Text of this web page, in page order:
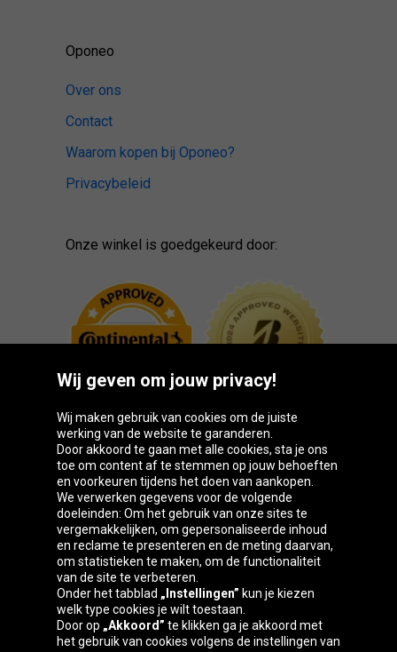
Oponeo
Over ons
Contact
Waarom kopen bij Oponeo?
Privacybeleid
Onze winkel is goedgekeurd door:
Oponeo-groep
Belgique
Česká
republika
Deutschland Éire
España France Italia Magyarország
Wij geven om jouw privacy!
Wij maken gebruik van cookies om de juiste
werking van de website te garanderen.
Door akkoord te gaan met alle cookies, sta je ons
toe om content af te stemmen op jouw behoeften
en voorkeuren tijdens het doen van aankopen.
We verwerken gegevens voor de volgende
doeleinden: Om het gebruik van onze sites te
vergemakkelijken, om gepersonaliseerde inhoud
en reclame te presenteren en de meting daarvan,
om statistieken te maken, om de functionaliteit
van de site te verbeteren.
Onder het tabblad „Instellingen” kun je kiezen
welk type cookies je wilt toestaan.
Door op „Akkoord” te klikken ga je akkoord met
het gebruik van cookies volgens de instellingen van